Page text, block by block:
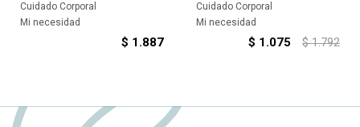
Cuidado Corporal
Mi necesidad
$ 1.887
Cuidado Corporal
Mi necesidad
$ 1.075 $ 1.792